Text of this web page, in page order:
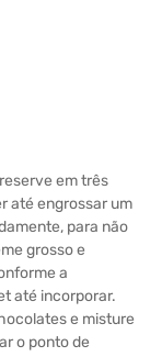
em três
até engrossar um
para não
grosso e
a
até incorporar.
e misture
o ponto de